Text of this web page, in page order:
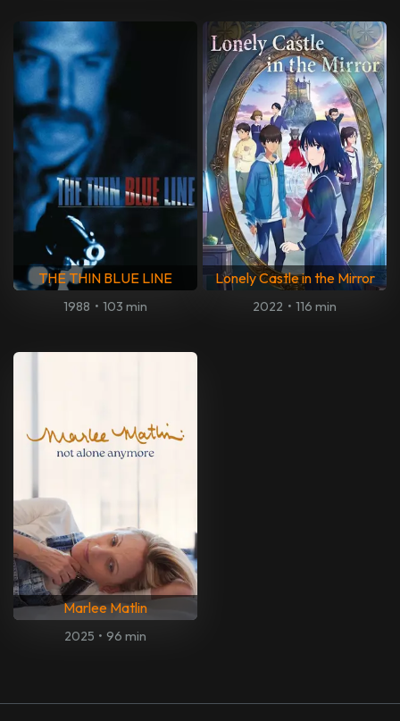
THE THIN BLUE LINE
1988 • 103 min
Lonely Castle in the Mirror
2022 • 116 min
Marlee Matlin
2025 • 96 min